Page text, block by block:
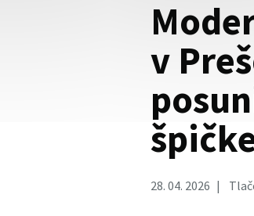
v
28. 04. 2026